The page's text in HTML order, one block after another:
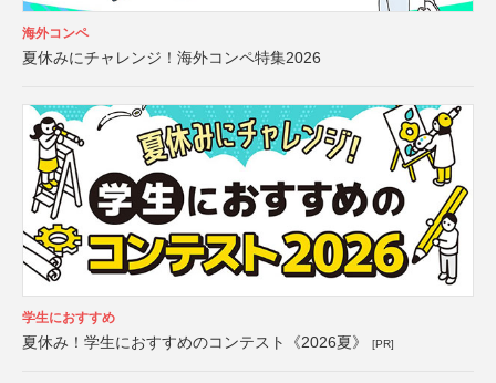
海外コンペ
夏休みにチャレンジ！海外コンペ特集2026
学生におすすめ
夏休み！学生におすすめのコンテスト《2026夏》 [PR]